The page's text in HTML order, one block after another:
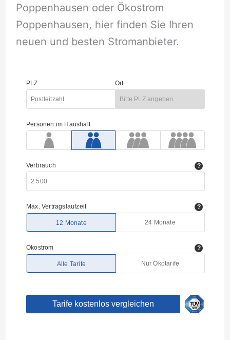
Poppenhausen oder Ökostrom
Poppenhausen, hier finden Sie Ihren
neuen und besten Stromanbieter.